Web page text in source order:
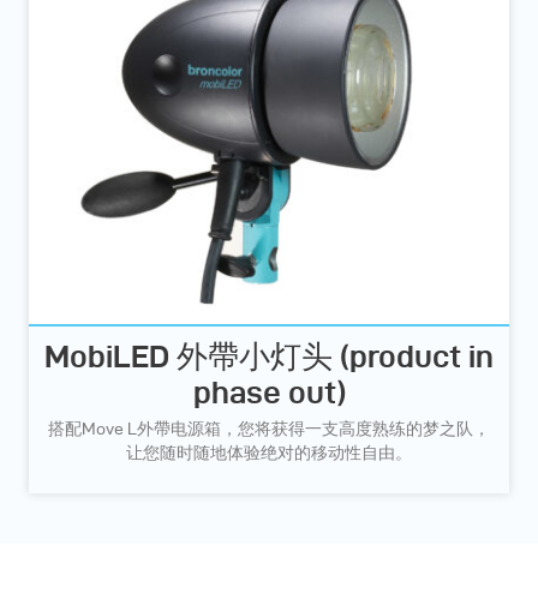
MobiLED 外帶小灯头 (product in
phase out)
搭配Move L外帶电源箱，您将获得一支高度熟练的梦之队，
让您随时随地体验绝对的移动性自由。